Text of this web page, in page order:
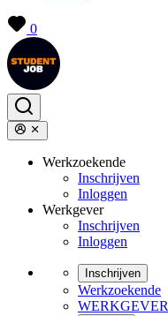
0
Werkzoekende
Inschrijven
Inloggen
Werkgever
Inschrijven
Inloggen
Inschrijven
Werkzoekende
WERKGEVER